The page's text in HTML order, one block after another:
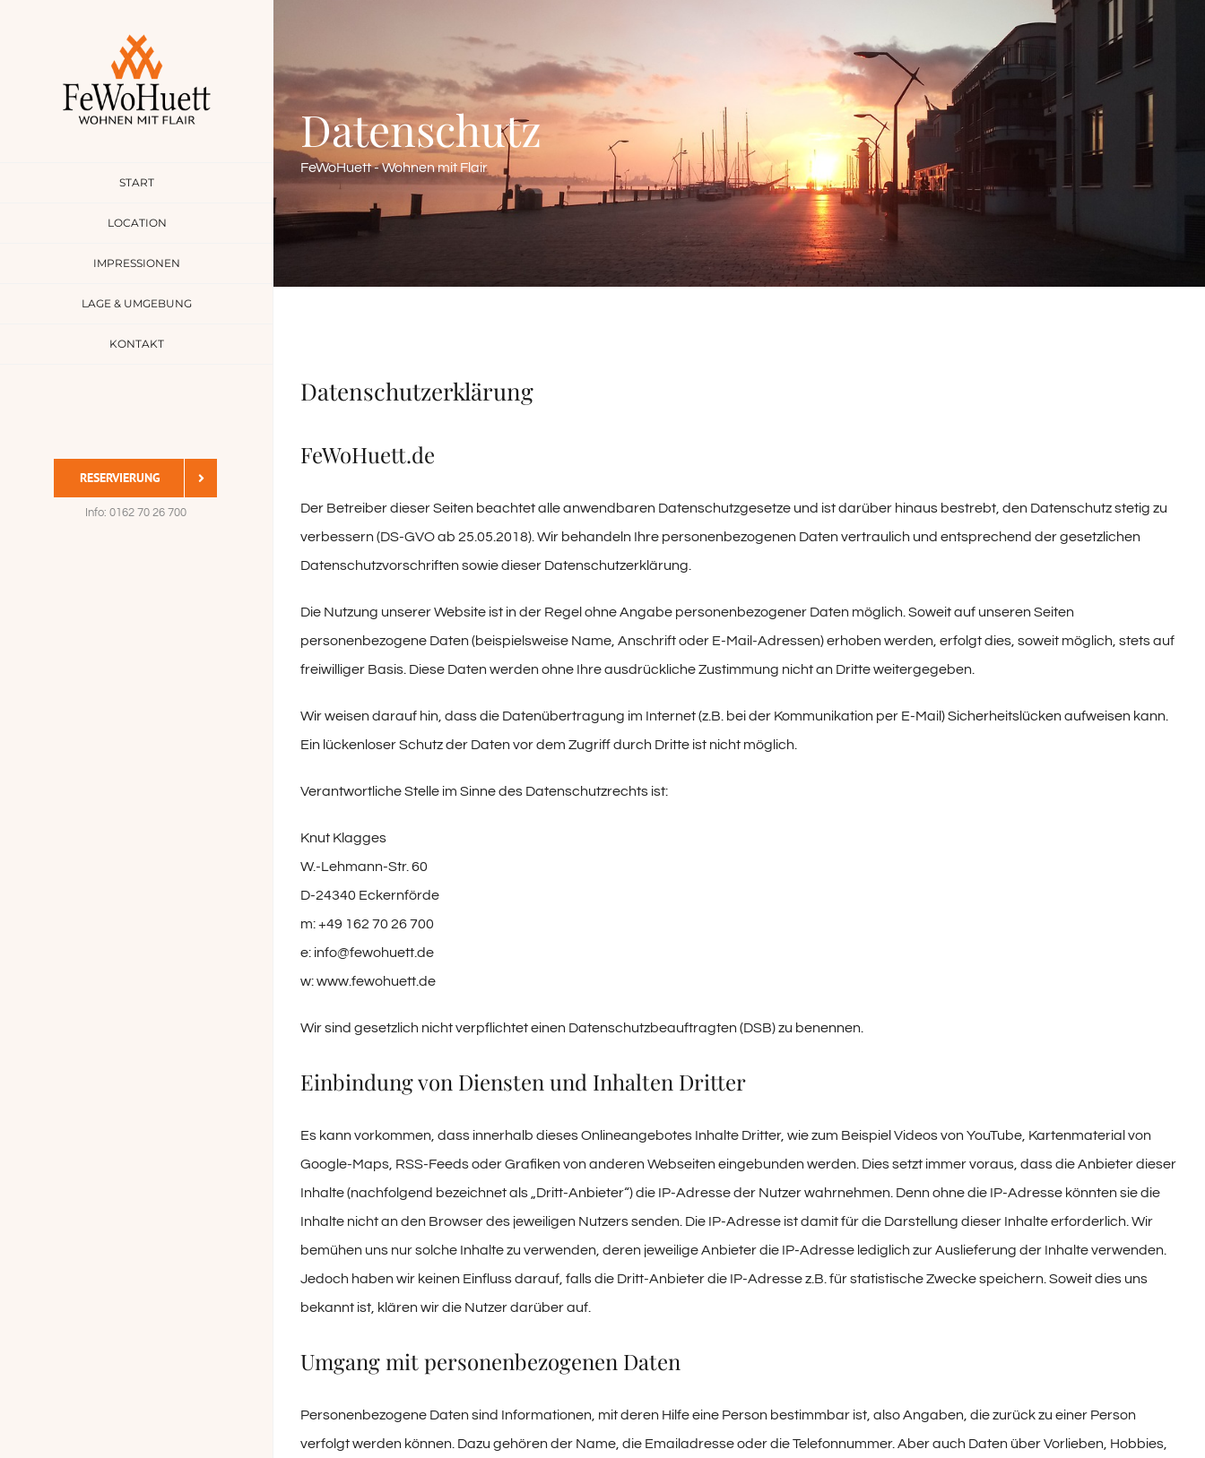
START
LOCATION
IMPRESSIONEN
LAGE & UMGEBUNG
KONTAKT
RESERVIERUNG
Info: 0162 70 26 700
Datenschutz
FeWoHuett - Wohnen mit Flair
Datenschutzerklärung
FeWoHuett.de
Der Betreiber dieser Seiten beachtet alle anwendbaren Datenschutzgesetze und ist darüber hinaus bestrebt, den Datenschutz stetig zu
verbessern (DS-GVO ab 25.05.2018). Wir behandeln Ihre personenbezogenen Daten vertraulich und entsprechend der gesetzlichen
Datenschutzvorschriften sowie dieser Datenschutzerklärung.
Die Nutzung unserer Website ist in der Regel ohne Angabe personenbezogener Daten möglich. Soweit auf unseren Seiten
personenbezogene Daten (beispielsweise Name, Anschrift oder E-Mail-Adressen) erhoben werden, erfolgt dies, soweit möglich, stets auf
freiwilliger Basis. Diese Daten werden ohne Ihre ausdrückliche Zustimmung nicht an Dritte weitergegeben.
Wir weisen darauf hin, dass die Datenübertragung im Internet (z.B. bei der Kommunikation per E-Mail) Sicherheitslücken aufweisen kann.
Ein lückenloser Schutz der Daten vor dem Zugriff durch Dritte ist nicht möglich.
Verantwortliche Stelle im Sinne des Datenschutzrechts ist:
Knut Klagges
W.-Lehmann-Str. 60
D-24340 Eckernförde
m: +49 162 70 26 700
e: info@fewohuett.de
w: www.fewohuett.de
Wir sind gesetzlich nicht verpflichtet einen Datenschutzbeauftragten (DSB) zu benennen.
Einbindung von Diensten und Inhalten Dritter
Es kann vorkommen, dass innerhalb dieses Onlineangebotes Inhalte Dritter, wie zum Beispiel Videos von YouTube, Kartenmaterial von
Google-Maps, RSS-Feeds oder Grafiken von anderen Webseiten eingebunden werden. Dies setzt immer voraus, dass die Anbieter dieser
Inhalte (nachfolgend bezeichnet als „Dritt-Anbieter“) die IP-Adresse der Nutzer wahrnehmen. Denn ohne die IP-Adresse könnten sie die
Inhalte nicht an den Browser des jeweiligen Nutzers senden. Die IP-Adresse ist damit für die Darstellung dieser Inhalte erforderlich. Wir
bemühen uns nur solche Inhalte zu verwenden, deren jeweilige Anbieter die IP-Adresse lediglich zur Auslieferung der Inhalte verwenden.
Jedoch haben wir keinen Einfluss darauf, falls die Dritt-Anbieter die IP-Adresse z.B. für statistische Zwecke speichern. Soweit dies uns
bekannt ist, klären wir die Nutzer darüber auf.
Umgang mit personenbezogenen Daten
Personenbezogene Daten sind Informationen, mit deren Hilfe eine Person bestimmbar ist, also Angaben, die zurück zu einer Person
verfolgt werden können. Dazu gehören der Name, die Emailadresse oder die Telefonnummer. Aber auch Daten über Vorlieben, Hobbies,